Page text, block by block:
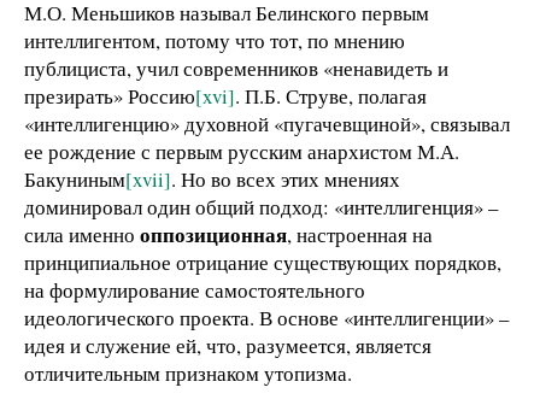
М.О. Меньшиков называл Белинского первым
интеллигентом, потому что тот, по мнению
публициста, учил современников «ненавидеть и
презирать» Россию[xvi]. П.Б. Струве, полагая
«интеллигенцию» духовной «пугачевщиной», связывал
ее рождение с первым русским анархистом М.А.
Бакуниным[xvii]. Но во всех этих мнениях
доминировал один общий подход: «интеллигенция» –
сила именно оппозиционная, настроенная на
принципиальное отрицание существующих порядков,
на формулирование самостоятельного
идеологического проекта. В основе «интеллигенции» –
идея и служение ей, что, разумеется, является
отличительным признаком утопизма.